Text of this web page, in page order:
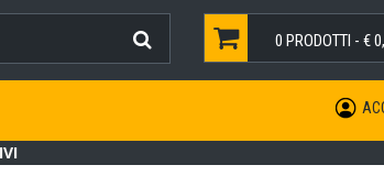
0 PRODOTTI -€